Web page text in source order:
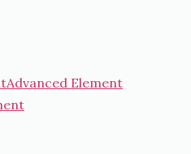
Advanced Element